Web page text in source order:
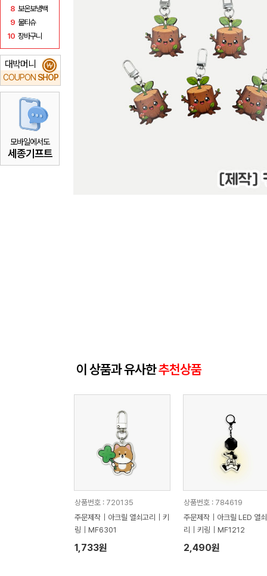
8 보온보냉백
9 물티슈
10 장바구니
대박머니
COUPON SHOP
₩
모바일에서도
세종기프트
이 상품과 유사한추천상품
상품번호 : 720135
주문제작｜아크릴 열쇠고리｜키
링｜MF6301
1,733원
상품번호 : 784619
주문제작｜아크릴 LED 열
리｜키링｜MF1212
2,490원